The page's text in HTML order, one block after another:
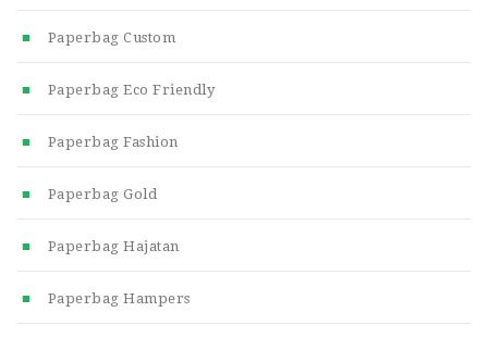
Paperbag Custom
Paperbag Eco Friendly
Paperbag Fashion
Paperbag Gold
Paperbag Hajatan
Paperbag Hampers